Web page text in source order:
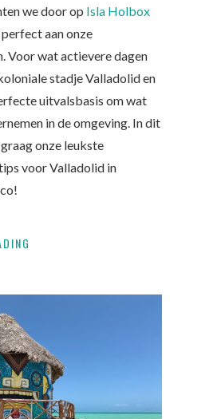
we door op Isla Holbox
aan onze
Voor wat actievere dagen
stadje Valladolid en
uitvalsbasis om wat
in de omgeving. In dit
onze leukste
voor Valladolid in